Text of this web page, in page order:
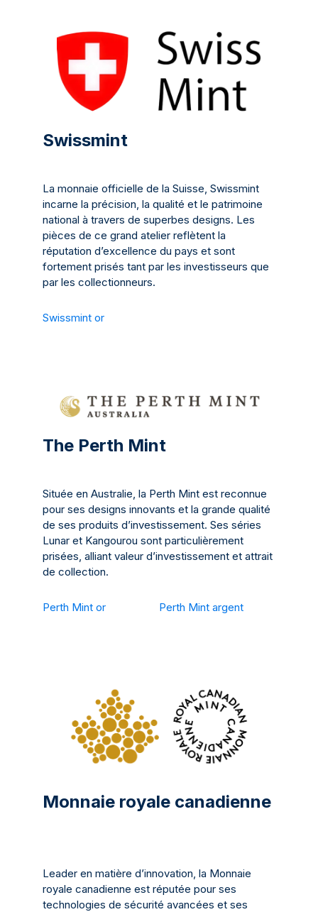
Swissmint
La monnaie officielle de la Suisse, Swissmint
incarne la précision, la qualité et le patrimoine
national à travers de superbes designs. Les
pièces de ce grand atelier reflètent la
réputation d’excellence du pays et sont
fortement prisés tant par les investisseurs que
par les collectionneurs.
Swissmint or
The Perth Mint
Située en Australie, la Perth Mint est reconnue
pour ses designs innovants et la grande qualité
de ses produits d’investissement. Ses séries
Lunar et Kangourou sont particulièrement
prisées, alliant valeur d’investissement et attrait
de collection.
Perth Mint or Perth Mint argent
Monnaie royale canadienne
Leader en matière d’innovation, la Monnaie
royale canadienne est réputée pour ses
technologies de sécurité avancées et ses